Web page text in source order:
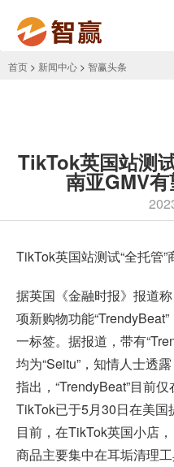
首页 > 新闻中心 > 智赢头条
TikTok英国站测
南亚GMV
TikTok英国站测试“全托管
据英国《金融时报》报道
项新购物功能
一标签。据报道，带有
均为“Seitu”，知情人士透
指出，“TrendyBeat”目前
TikTok已于5月30日在美国
目前，在TikTok英国小店
商品主要集中在耳垢清理